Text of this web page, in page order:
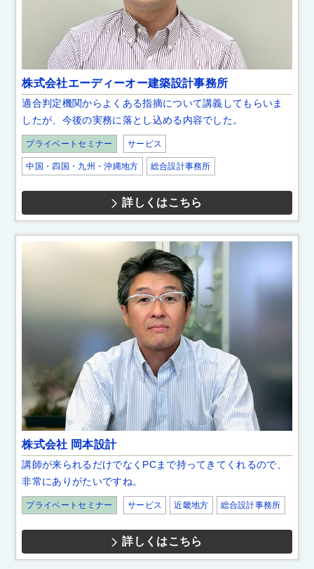
株式会社エーディーオー建築設計事務所
適合判定機関からよくある指摘について講義してもらいま
したが、今後の実務に落とし込める内容でした。
プライベートセミナー サービス
中国・四国・九州・沖縄地方 総合設計事務所
詳しくはこちら
株式会社 岡本設計
講師が来られるだけでなくPCまで持ってきてくれるので、
非常にありがたいですね。
プライベートセミナー サービス 近畿地方 総合設計事務所
詳しくはこちら